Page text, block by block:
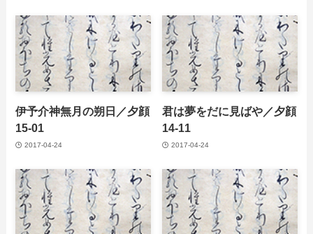
伊予介神無月の朔日／夕顔
15-01
2017-04-24
君は夢をだに見ばや／夕顔
14-11
2017-04-24